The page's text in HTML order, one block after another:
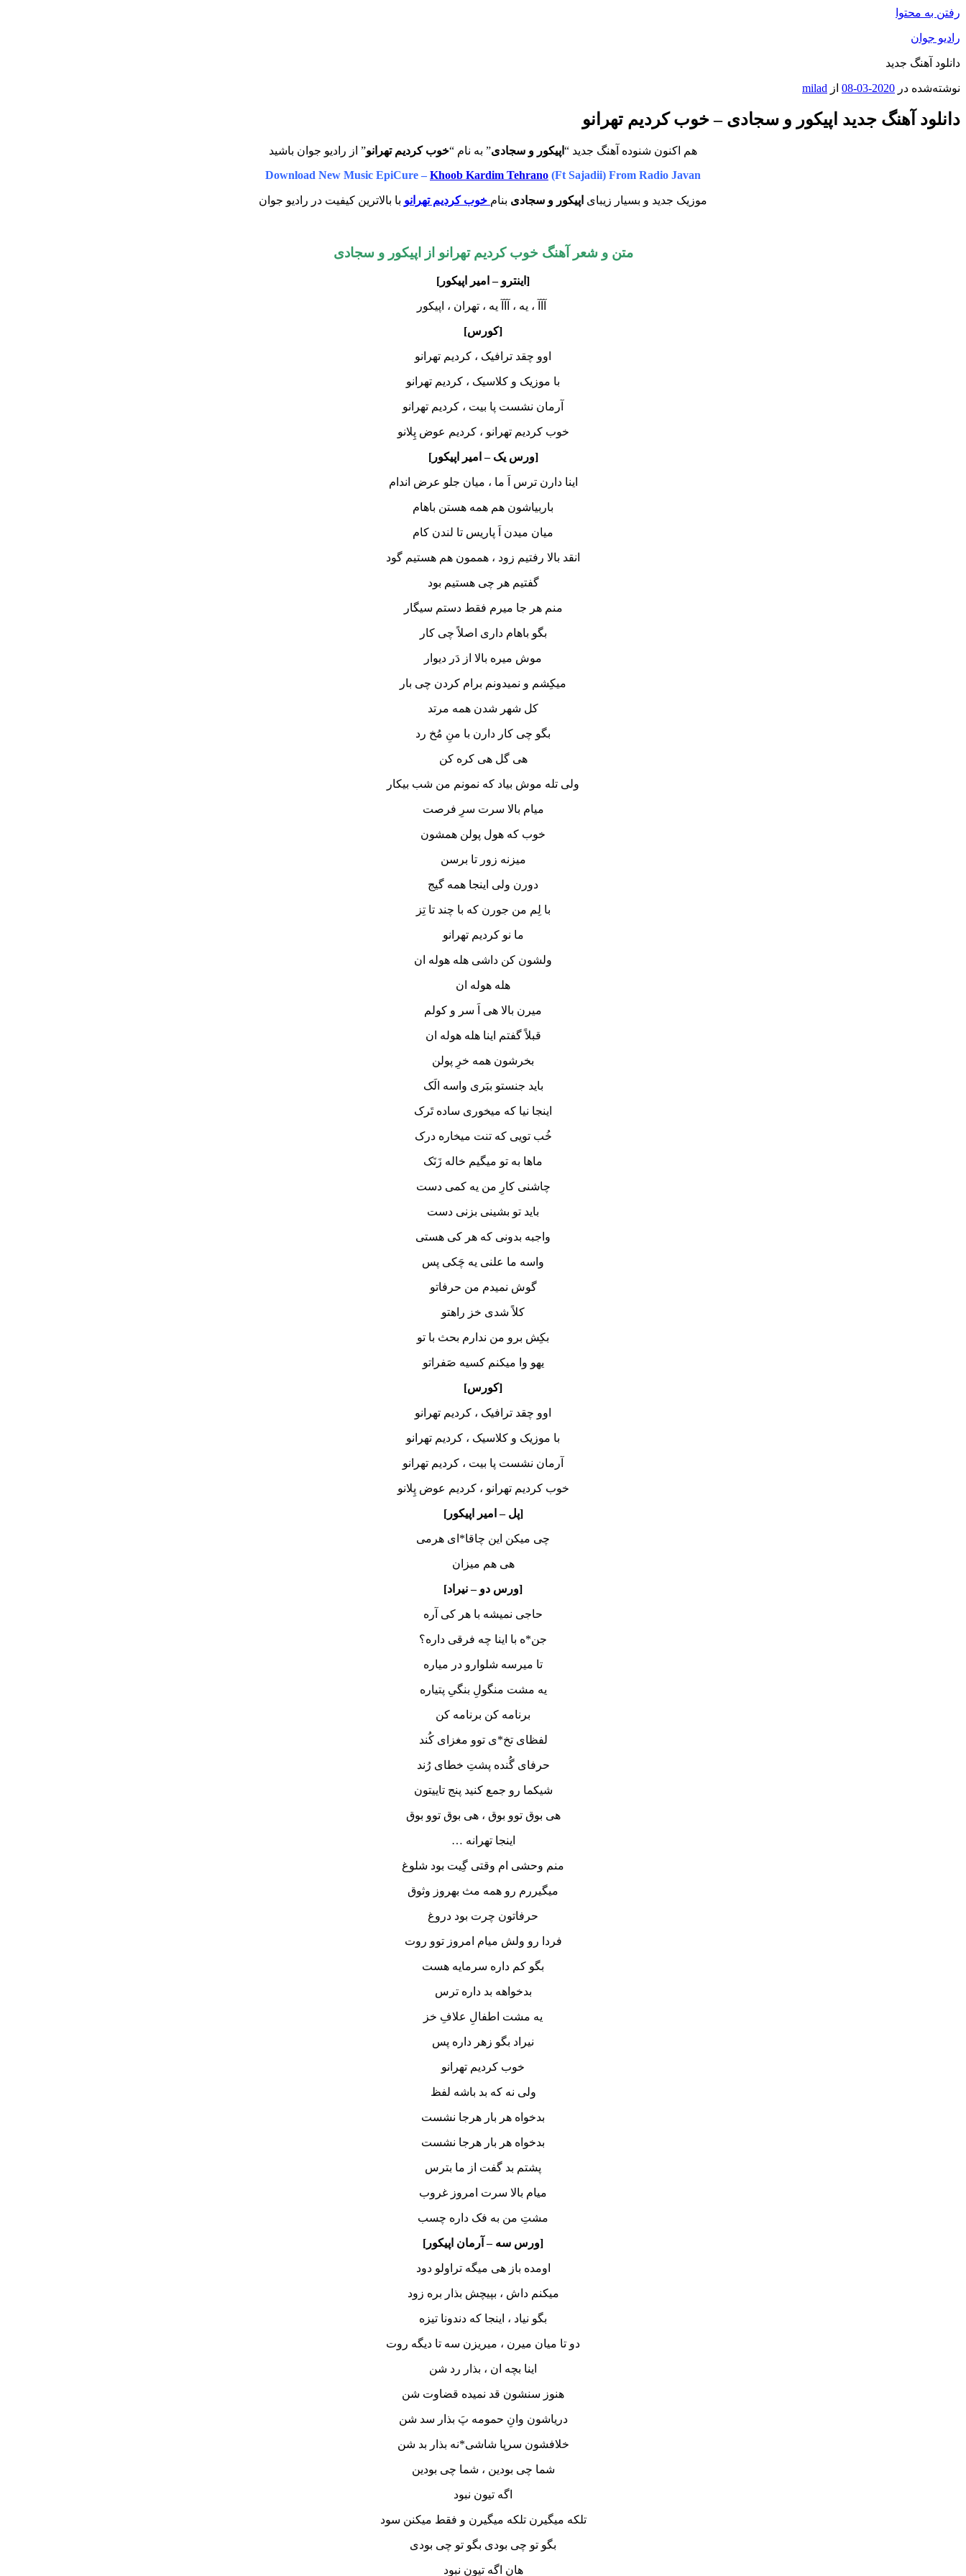
رفتن به محتوا
رادیو جوان
دانلود آهنگ جدید
نوشته‌شده در 2020-03-08 از milad
دانلود آهنگ جدید اپیکور و سجادی – خوب کردیم تهرانو
هم اکنون شنوده آهنگ جدید “ اپیکور و سجادی” به نام “خوب کردیم تهرانو” از رادیو جوان باشید
Download New Music EpiCure – Khoob Kardim Tehrano (Ft Sajadii) From Radio Javan
موزیک جدید و بسیار زیبای اپیکور و سجادی بنام خوب کردیم تهرانو با بالاترین کیفیت در رادیو جوان
متن و شعر آهنگ خوب کردیم تهرانو از اپیکور و سجادی
[اینترو – امیر اپیکور]
آآآ ، یه ، آآآ یه ، تهران ، اپیکور
[کورس]
اوو چقد ترافیک ، کردیم تهرانو
با موزیک و کلاسیک ، کردیم تهرانو
آرمان نشست پا بیت ، کردیم تهرانو
خوب کردیم تهرانو ، کردیم عوض پِلانو
[ورس یک – امیر اپیکور]
اینا دارن ترس اَ ما ، میان جلو عرض اندام
باربیاشون هم همه هستن باهام
میان میدن اَ پاریس تا لندن کام
انقد بالا رفتیم زود ، هممون هم هستیم گود
گفتیم هر چی هستیم بود
منم هر جا میرم فقط دستم سیگار
بگو باهام داری اصلاً چی کار
موش میره بالا از دَر دیوار
میکِشم و نمیدونم برام کردن چی بار
کل شهر شدن همه مرتد
بگو چی کار دارن با منِ مُخ رد
هی گل هی کره کن
ولی تله موش بیاد که نمونم من شب بیکار
میام بالا سرت سرِ فرصت
خوب که هول پولن همشون
میزنه زور تا برسن
دورن ولی اینجا همه گیج
با لِم من جورن که با چند تا تِز
ما نو کردیم تهرانو
ولشون کن داشی هله هوله ان
هله هوله ان
میرن بالا هی اَ سر و کولم
قبلاً گفتم اینا هله هوله ان
بخرشون همه خرِ پولن
باید جنستو ببَری واسه الَک
اینجا نیا که میخوری ساده تَرک
خُب تویی که تنت میخاره درک
ماها به تو میگیم خاله زَنَک
چاشنی کارِ من یه کمی دست
باید تو بشینی بزنی دست
واجبه بدونی که هر کی هستی
واسه ما علنی یه چَکی پس
گوش نمیدم من حرفاتو
کلاً شدی خز راهتو
بکِش برو من ندارم بحث با تو
یهو وا میکنم کسیه صَفراتو
[کورس]
اوو چقد ترافیک ، کردیم تهرانو
با موزیک و کلاسیک ، کردیم تهرانو
آرمان نشست پا بیت ، کردیم تهرانو
خوب کردیم تهرانو ، کردیم عوض پِلانو
[پل – امیر اپیکور]
چی میکن این چاقا*ای هرمی
هی هم میزان
[ورس دو – نیراد]
حاجی نمیشه با هر کی آره
جن*ه با اینا چه فرقی داره؟
تا میرسه شلوارو در میاره
یه مشت منگولِ بنگیِ پتیاره
برنامه کن برنامه کن
لفظای تخ*ی توو مغزای کُند
حرفای گُنده پشتِ خطای رُند
شیکما رو جمع کنید پنج تاییتون
هی بوق توو بوق ، هی بوق توو بوق
اینجا تهرانه …
منم وحشی ام وقتی گِیت بود شلوغ
میگیررم رو همه مث بهروز وثوق
حرفاتون چرت بود دروغ
فردا رو ولش میام امروز توو روت
بگو کم داره سرمایه هست
بدخواهه بد داره ترس
یه مشت اطفالِ علافِ خز
نیراد بگو زهر داره پس
خوب کردیم تهرانو
ولی نه که بد باشه لفظ
بدخواه هر بار هرجا نشست
بدخواه هر بار هرجا نشست
پشتم بد گفت از ما بترس
میام بالا سرت امروز غروب
مشتِ من به فک داره چسب
[ورس سه – آرمان اپیکور]
اومده باز هی میگه تراولو دود
میکنم داش ، بپیچش بذار بره زود
بگو نیاد ، اینجا که دندونا تیزه
دو تا میان میرن ، میریزن سه تا دیگه روت
اینا بچه ان ، بذار رد شن
هنوز سنشون قد نمیده قضاوت شن
دریاشون وانِ حمومه پَ بذار سد شن
خلافشون سرپا شاشی*نه بذار بد شن
شما چی بودین ، شما چی بودین
اگه تیون نبود
تلکه میگیرن تلکه میگیرن و فقط میکنن سود
بگو تو چی بودی بگو تو چی بودی
هان اگه تیون نبود